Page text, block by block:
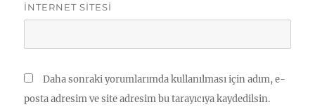
İNTERNET SITESI
Daha sonraki yorumlarımda kullanılması için adım, e-
posta adresim ve site adresim bu tarayıcıya kaydedilsin.